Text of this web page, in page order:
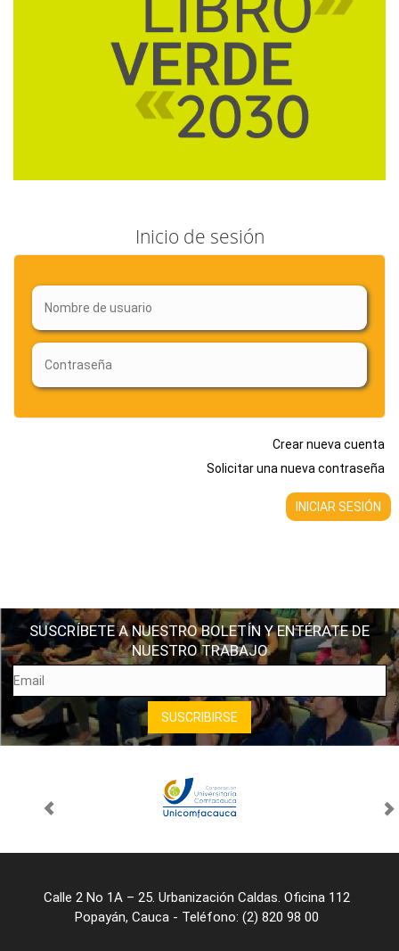
Inicio de sesión
Crear nueva cuenta
Solicitar una nueva contraseña
SUSCRÍBETE A NUESTRO BOLETÍN Y ENTÉRATE DE
NUESTRO TRABAJO
Calle 2 No 1A – 25. Urbanización Caldas. Oficina 112
Popayán, Cauca - Teléfono: (2) 820 98 00